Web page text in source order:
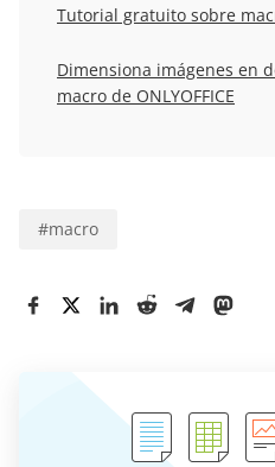
Tutorial gratuito sobre
Dimensiona imágenes en
macro de ONLYOFFICE
#macro